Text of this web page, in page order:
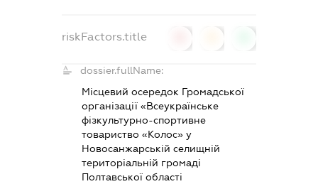
riskFactors.title
dossier.fullName:
Місцевий осередок Громадської
організації «Всеукраїнське
фізкультурно-спортивне
товариство «Колос» у
Новосанжарській селищній
територіальній громаді
Полтавської області